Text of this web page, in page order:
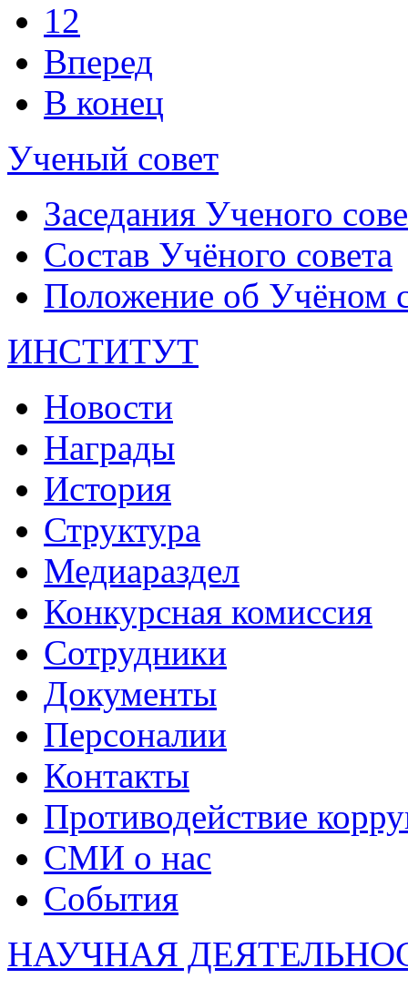
12
Вперед
В конец
Ученый совет
Заседания Ученого
Состав Учёного совета
Положение об Учёном
ИНСТИТУТ
Новости
Награды
История
Структура
Медиараздел
Конкурсная комиссия
Сотрудники
Документы
Персоналии
Контакты
Противодействие
СМИ о нас
События
НАУЧНАЯ